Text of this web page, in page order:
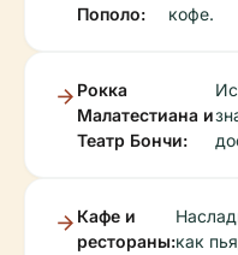
Пополо:
кофе.
Рокка
Малатестиана и
Театр Бончи:
Кафе и
рестораны:как